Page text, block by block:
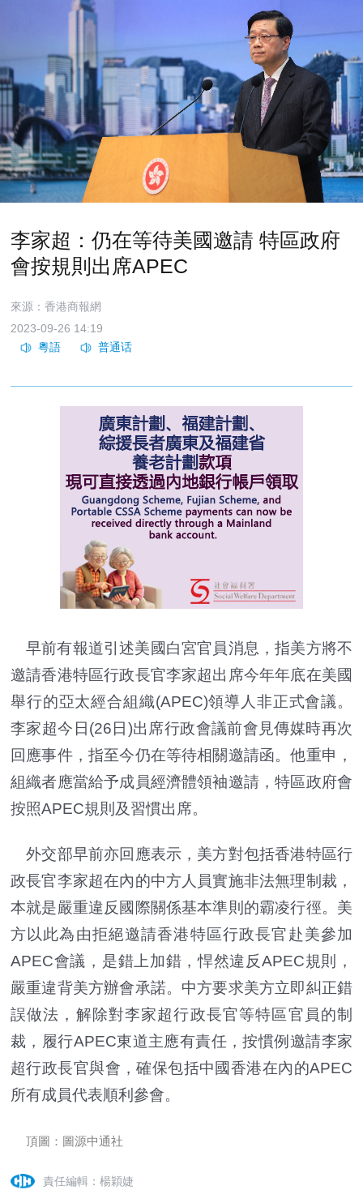
李家超：仍在等待美國邀請 特區政府
會按規則出席APEC
來源：香港商報網
2023-09-26 14:19
早前有報道引述美國白宮官員消息，指美方將不
邀請香港特區行政長官李家超出席今年年底在美國
舉行的亞太經合組織(APEC)領導人非正式會議。
李家超今日(26日)出席行政會議前會見傳媒時再次
回應事件，指至今仍在等待相關邀請函。他重申，
組織者應當給予成員經濟體領袖邀請，特區政府會
按照APEC規則及習慣出席。
外交部早前亦回應表示，美方對包括香港特區行
政長官李家超在內的中方人員實施非法無理制裁，
本就是嚴重違反國際關係基本準則的霸凌行徑。美
方以此為由拒絕邀請香港特區行政長官赴美參加
APEC會議，是錯上加錯，悍然違反APEC規則，
嚴重違背美方辦會承諾。中方要求美方立即糾正錯
誤做法，解除對李家超行政長官等特區官員的制
裁，履行APEC東道主應有責任，按慣例邀請李家
超行政長官與會，確保包括中國香港在內的APEC
所有成員代表順利參會。
頂圖：圖源中通社
責任編輯：楊穎婕